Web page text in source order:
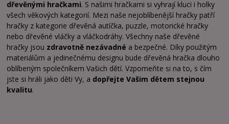
dřevěnými hračkami. S našimi hračkami si vyhrají kluci i holky
všech věkových kategorií. Mezi naše nejoblíbenější hračky patří
hračky z kategorie dřevěná autíčka, puzzle, motorické hračky
nebo dřevěné vláčky a vláčkodráhy. Všechny naše dřevěné
hračky jsou zdravotně nezávadné a bezpečné. Díky použitým
materiálům a jedinečnému designu bude dřevěná hračka dlouho
oblíbeným společníkem Vašich dětí. Vzpomeňte si na to, s čím
jste si hráli jako děti Vy, a dopřejte Vašim dětem stejnou
kvalitu.